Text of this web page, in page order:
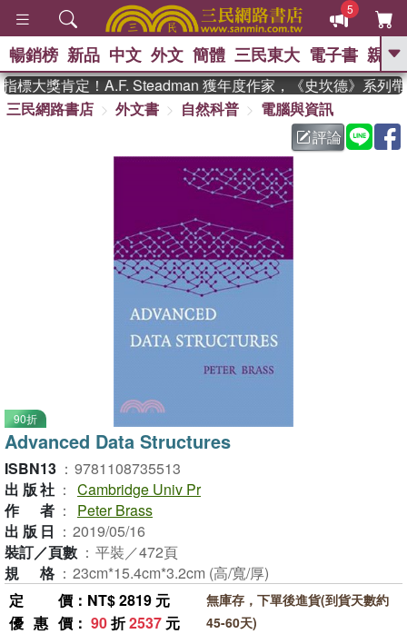
5
GO
熱搜： 東野圭吾 、 高希均教授回憶錄
父親節 、 如果歷
暑期推薦 、 國際布克
獎 臺灣漫遊錄 、 方念華
登輝時代 、 數學女孩：黎曼猜想
偉大的迷走神經
暢銷榜 新品 中文 外文 簡體 三民東大 電子書 親子
大獎肯定！A.F. Steadman 獲年度作家，《史坎德》系列帶
三民網路書店
外文書 自然科普
電腦與資訊
評論
90折
Advanced Data Structures
ISBN13 ： 9781108735513
出版社 ： Cambridge Univ Pr
作者 ：
Peter Brass
出版日 ： 2019/05/16
裝訂／頁數 ： 平裝／472頁
規格 ： 23cm*15.4cm*3.2cm (高/寬/厚)
定價 ：NT$ 2819 元
優惠價 ： 90折2537 元
無庫存，下單後進貨(到貨天數約
45-60天)